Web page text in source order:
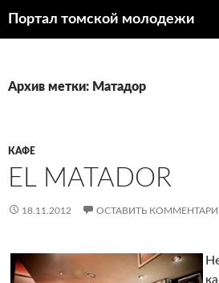
Портал томской молодежи
Архив метки: Матадор
КАФЕ
EL MATADOR
18.11.2012 ОСТАВИТЬ